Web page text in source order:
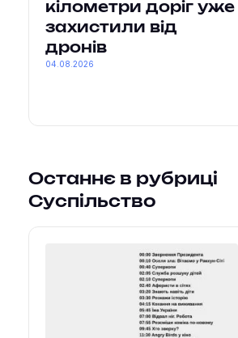
кілометри доріг уже
захистили від
дронів
04.08.2026
Останнє в рубриці
Суспільство